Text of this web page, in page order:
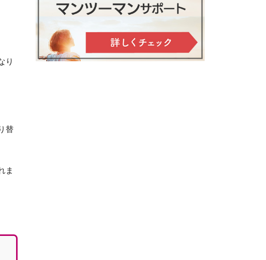
学生ビザの申請・取得方法と注意点
RSMS永住権を取得した理由と経緯
留学！到着最初の２週間の内にしてお
きたいこと
のホームステイ失敗談・トラブル事例
！実体験から学ぶ賢い仕事の探し方
ラリア留学の家探し！自分にピッタリ
り
替
ま